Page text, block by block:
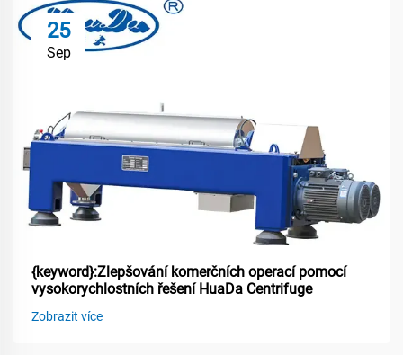
25
Sep
{keyword}:Zlepšování komerčních operací pomocí
vysokorychlostních řešení HuaDa Centrifuge
Zobrazit více